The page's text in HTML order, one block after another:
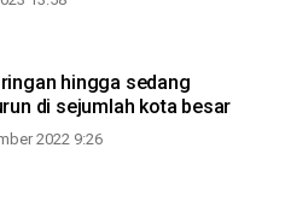
ringan hingga sedang
di sejumlah kota besar
2022 9:26